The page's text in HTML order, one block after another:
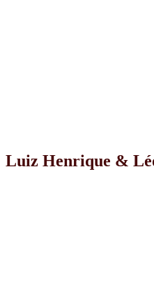
Luiz Henrique &